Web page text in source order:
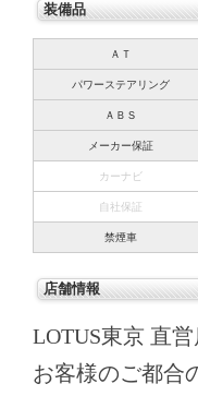
装備品
ＡＴ
パワーステアリング
ＡＢＳ
メーカー保証
カーナビ
自社保証
禁煙車
店舗情報
LOTUS東京 直
お客様のご都合